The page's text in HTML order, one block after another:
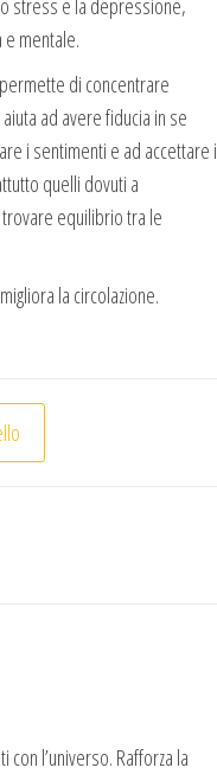
stress e la depressione,
e mentale.
di concentrare
ad avere fiducia in se
i sentimenti e ad accettare i
quelli dovuti a
equilibrio tra le
la circolazione.
l’universo. Rafforza la